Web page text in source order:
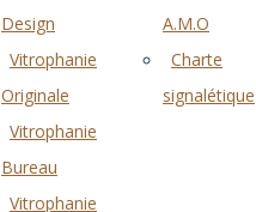
Design
Vitrophanie
Originale
Vitrophanie
Bureau
Vitrophanie
A.M.O
Charte
signalétique